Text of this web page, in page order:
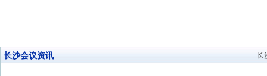
长沙会议资讯 长